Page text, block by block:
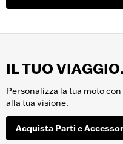
IL TUO
Personalizza la tua moto
alla tua visione.
Acquista Parti e